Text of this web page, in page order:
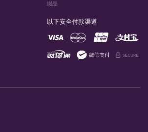
綴品
以下安全付款渠道